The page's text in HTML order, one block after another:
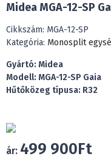
Midea MGA-12-SP
Cikkszám: MGA-12-SP
Kategória: Monosplit
Gyártó: Midea
Modell: MGA-12-SP Gaia
Hűtőközeg típusa: R32
ár: 499 900Ft